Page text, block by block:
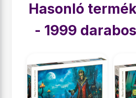
Hasonló
- 1999